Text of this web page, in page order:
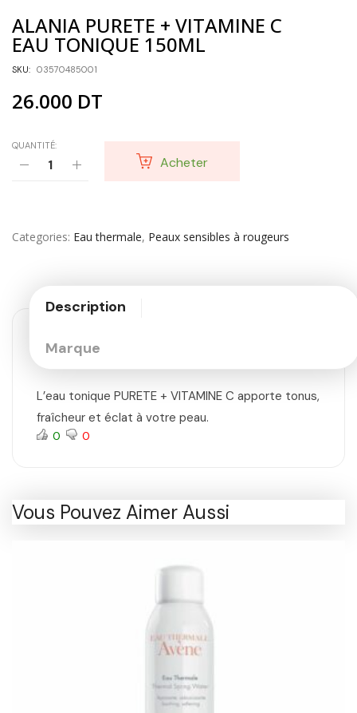
ALANIA PURETE + VITAMINE C
EAU TONIQUE 150ML
SKU: 03570485001
26.000 DT
QUANTITÉ:
Acheter
Categories Eau thermale, Peaux sensibles à rougeurs
Description
Marque
L’eau tonique PURETE + VITAMINE C apporte tonus,
fraîcheur et éclat à votre peau.
0 0
Vous Pouvez Aimer Aussi